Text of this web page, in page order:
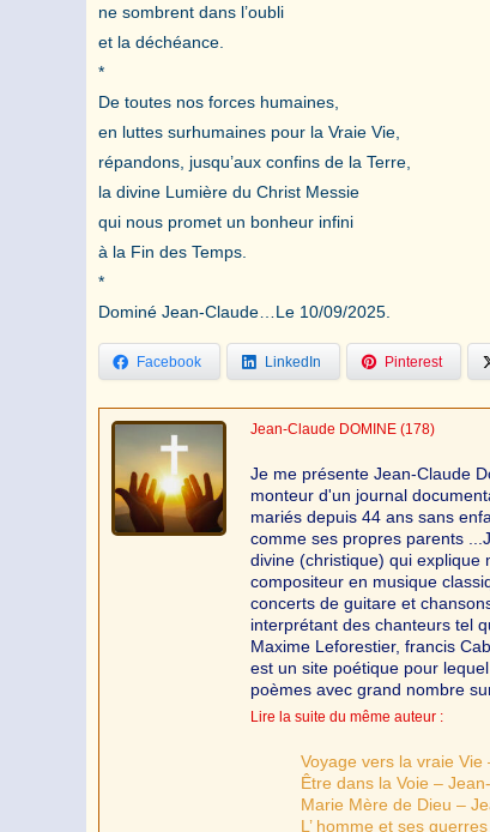
ne sombrent dans l’oubli
et la déchéance.
*
De toutes nos forces humaines,
en luttes surhumaines pour la Vraie Vie,
répandons, jusqu’aux confins de la Terre,
la divine Lumière du Christ Messie
qui nous promet un bonheur infini
à la Fin des Temps.
*
Dominé Jean-Claude…Le 10/09/2025.
Facebook LinkedIn Pinterest
Jean-Claude DOMINE (178)
Je me présente Jean-Claude
monteur d'un journal
mariés depuis 44 ans sans
comme ses propres parents
divine (christique) qui explique
compositeur en musique
concerts de guitare et
interprétant des chanteurs tel
Maxime Leforestier, francis
est un site poétique pour
poèmes avec grand nombre
Lire la suite du même auteur :
Voyage vers la vraie
Être dans la Voie –
Marie Mère de Dieu –
L’ homme et ses